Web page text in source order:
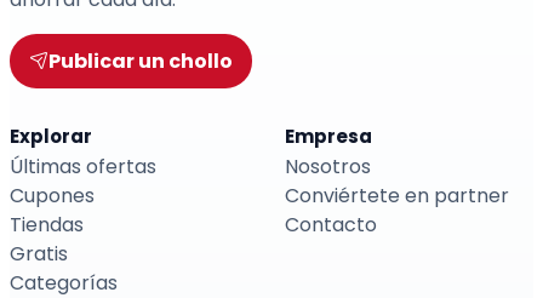
Publicar un chollo
Explorar
Últimas ofertas
Cupones
Tiendas
Gratis
Categorías
Empresa
Nosotros
Conviértete en partner
Contacto